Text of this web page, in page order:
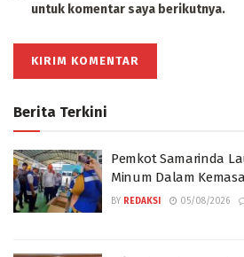
untuk komentar saya berikutnya.
Berita Terkini
Pemkot Samarinda
Minum Dalam
BY REDAKSI 05/08/2026